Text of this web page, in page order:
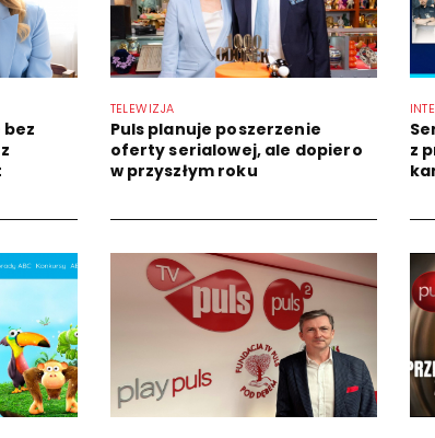
bez
TELEWIZJA
Puls planuje poszerzenie
oferty serialowej, ale dopiero
w przyszłym roku
z